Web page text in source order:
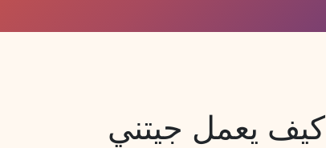
كيف يعمل جيتني